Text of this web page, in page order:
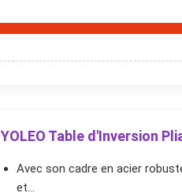
YOLEO Table d'Inversion
Avec son cadre en acier
et...